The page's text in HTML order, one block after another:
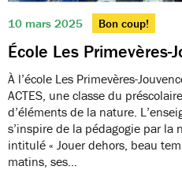
10 mars 2025 Bon coup!
École Les Primevères-
À l’école Les Primevères-
ACTES, une classe du
d’éléments de la nature.
s’inspire de la pédagogie par
intitulé « Jouer dehors, beau
matins, ses…